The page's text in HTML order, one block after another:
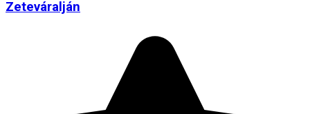
Zeteváralján